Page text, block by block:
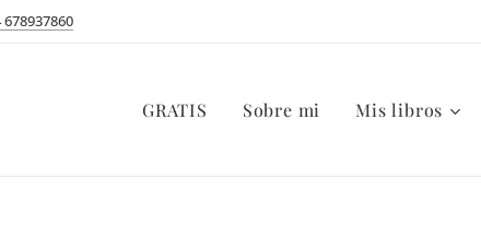
678937860
GRATIS Sobre mi Mis libros